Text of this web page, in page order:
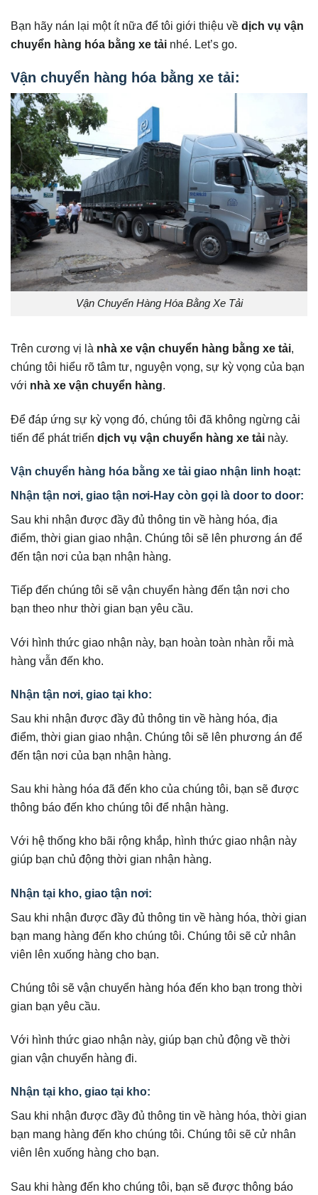
Bạn hãy nán lại một ít nữa để tôi giới thiệu về dịch vụ vận
chuyển hàng hóa bằng xe tải nhé. Let’s go.
Vận chuyển hàng hóa bằng xe tải:
Vận Chuyển Hàng Hóa Bằng Xe Tải
Trên cương vị là nhà xe vận chuyển hàng bằng xe tải,
chúng tôi hiểu rõ tâm tư, nguyện vọng, sự kỳ vọng của bạn
với nhà xe vận chuyển hàng.
Để đáp ứng sự kỳ vọng đó, chúng tôi đã không ngừng cải
tiến để phát triển dịch vụ vận chuyển hàng xe tải này.
Vận chuyển hàng hóa bằng xe tải giao nhận linh hoạt:
Nhận tận nơi, giao tận nơi-Hay còn gọi là door to door:
Sau khi nhận được đầy đủ thông tin về hàng hóa, địa
điểm, thời gian giao nhận. Chúng tôi sẽ lên phương án để
đến tận nơi của bạn nhận hàng.
Tiếp đến chúng tôi sẽ vận chuyển hàng đến tận nơi cho
bạn theo như thời gian bạn yêu cầu.
Với hình thức giao nhận này, bạn hoàn toàn nhàn rỗi mà
hàng vẫn đến kho.
Nhận tận nơi, giao tại kho:
Sau khi nhận được đầy đủ thông tin về hàng hóa, địa
điểm, thời gian giao nhận. Chúng tôi sẽ lên phương án để
đến tận nơi của bạn nhận hàng.
Sau khi hàng hóa đã đến kho của chúng tôi, bạn sẽ được
thông báo đến kho chúng tôi để nhận hàng.
Với hệ thống kho bãi rộng khắp, hình thức giao nhận này
giúp bạn chủ động thời gian nhận hàng.
Nhận tại kho, giao tận nơi:
Sau khi nhận được đầy đủ thông tin về hàng hóa, thời gian
bạn mang hàng đến kho chúng tôi. Chúng tôi sẽ cử nhân
viên lên xuống hàng cho bạn.
Chúng tôi sẽ vận chuyển hàng hóa đến kho bạn trong thời
gian bạn yêu cầu.
Với hình thức giao nhận này, giúp bạn chủ động về thời
gian vận chuyển hàng đi.
Nhận tại kho, giao tại kho:
Sau khi nhận được đầy đủ thông tin về hàng hóa, thời gian
bạn mang hàng đến kho chúng tôi. Chúng tôi sẽ cử nhân
viên lên xuống hàng cho bạn.
Sau khi hàng đến kho chúng tôi, bạn sẽ được thông báo